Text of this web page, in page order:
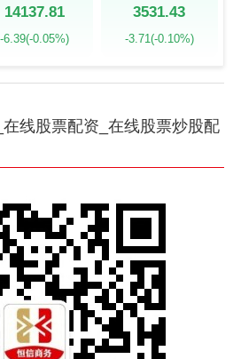
14137.81
-6.39(-0.05%)
3531.43
-3.71(-0.10%)
线股票配资_在线股票炒股配